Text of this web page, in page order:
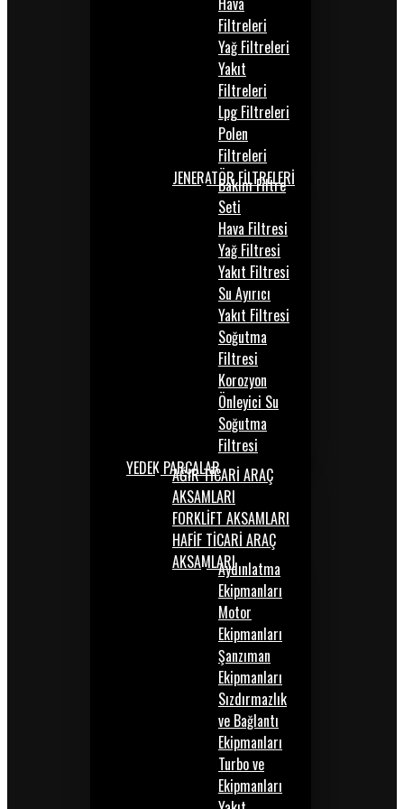
Filtreleri
Yağ Filtreleri
Yakıt
Filtreleri
Lpg Filtreleri
Polen
Filtreleri
JENERATÖR FİLTRELERİ
Bakım Filtre
Seti
Hava Filtresi
Yağ Filtresi
Yakıt Filtresi
Su Ayırıcı
Yakıt Filtresi
Soğutma
Filtresi
Korozyon
Önleyici Su
Soğutma
Filtresi
YEDEK PARÇALARAĞIR TİCARİ ARAÇ
AKSAMLARI
FORKLİFT AKSAMLARI
HAFİF TİCARİ ARAÇ
AKSAMLARIAydınlatma
Ekipmanları
Motor
Ekipmanları
Şanzıman
Ekipmanları
Sızdırmazlık
ve Bağlantı
Ekipmanları
Turbo ve
Ekipmanları